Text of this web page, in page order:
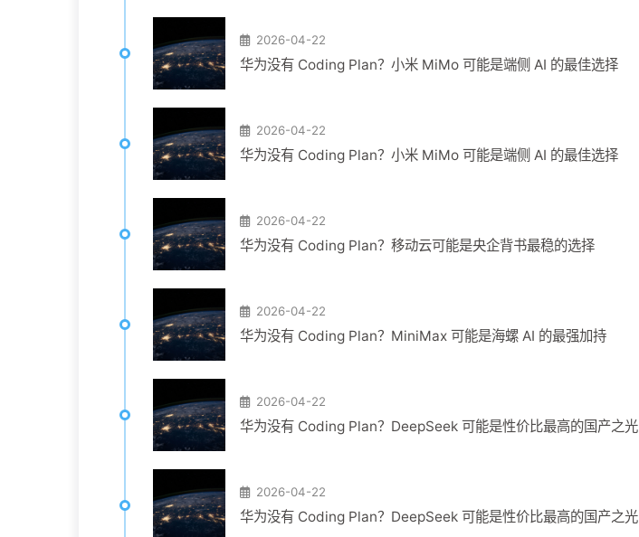
2026-04-22
华为没有 Coding Plan？小米 MiMo 可能是端侧 AI 的最佳选择
2026-04-22
华为没有 Coding Plan？小米 MiMo 可能是端侧 AI 的最佳选择
2026-04-22
华为没有 Coding Plan？移动云可能是央企背书最稳的选择
2026-04-22
华为没有 Coding Plan？MiniMax 可能是海螺 AI 的最强加持
2026-04-22
华为没有 Coding Plan？DeepSeek 可能是性价比最高的国产之光
2026-04-22
华为没有 Coding Plan？DeepSeek 可能是性价比最高的国产之光